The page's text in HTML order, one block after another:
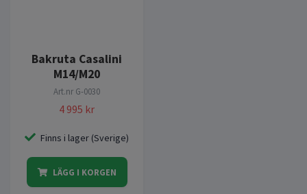
Bakruta Casalini
M14/M20
Art.nr G-0030
4 995 kr
Finns i lager (Sverige)
LÄGG I KORGEN